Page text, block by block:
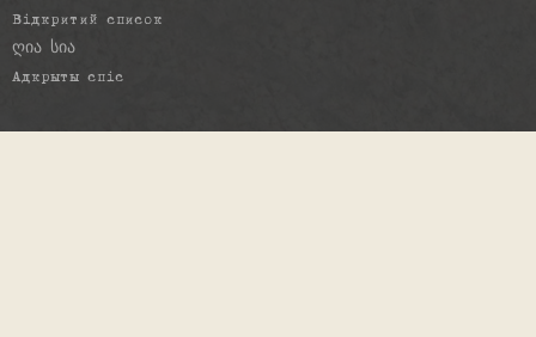
Відкритий список
ღია სია
Адкрыты спіс